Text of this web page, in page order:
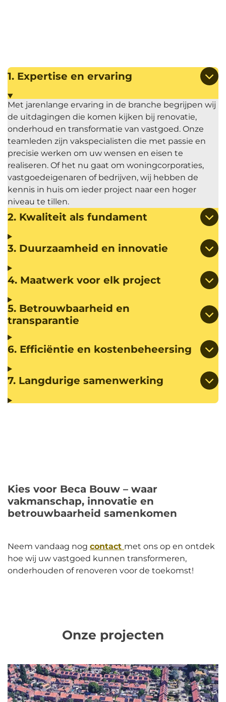
1. Expertise en ervaring
Met jarenlange ervaring in de branche begrijpen wij
de uitdagingen die komen kijken bij renovatie,
onderhoud en transformatie van vastgoed. Onze
teamleden zijn vakspecialisten die met passie en
precisie werken om uw wensen en eisen te
realiseren. Of het nu gaat om woningcorporaties,
vastgoedeigenaren of bedrijven, wij hebben de
kennis in huis om ieder project naar een hoger
niveau te tillen.
2. Kwaliteit als fundament
3. Duurzaamheid en innovatie
4. Maatwerk voor elk project
5. Betrouwbaarheid en
transparantie
6. Efficiëntie en kostenbeheersing
7. Langdurige samenwerking
Kies voor Beca Bouw – waar
vakmanschap, innovatie en
betrouwbaarheid samenkomen
Neem vandaag nog contact met ons op en ontdek
hoe wij uw vastgoed kunnen transformeren,
onderhouden of renoveren voor de toekomst!
Onze projecten